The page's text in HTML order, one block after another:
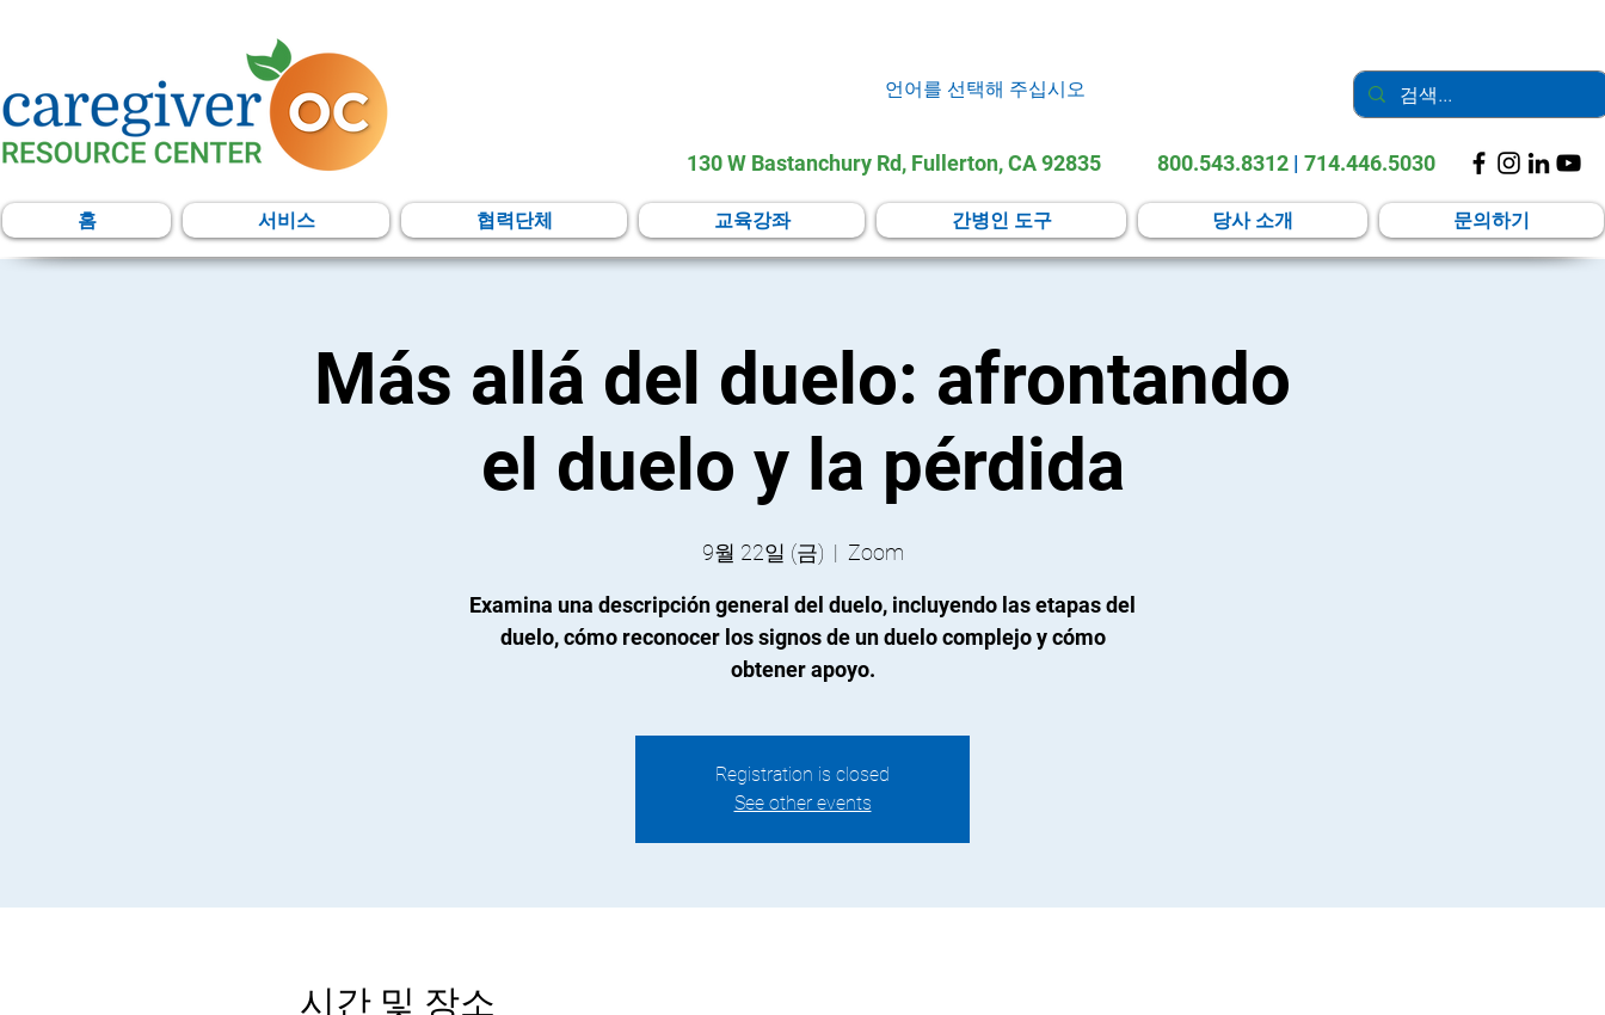
언어를 선택해 주십시오
130 W Bastanchury Rd, Fullerton, CA 92835 800.543.8312 | 714.446.5030
홈 서비스 협력단체 교육강좌 간병인 도구 당사 소개 문의하기
Más allá del duelo: afrontando
el duelo y la pérdida
9월 22일 (금)
  |
Zoom
Examina una descripción general del duelo, incluyendo las etapas del
duelo, cómo reconocer los signos de un duelo complejo y cómo
obtener apoyo.
Registration is closed
See other events
시간 및 장소